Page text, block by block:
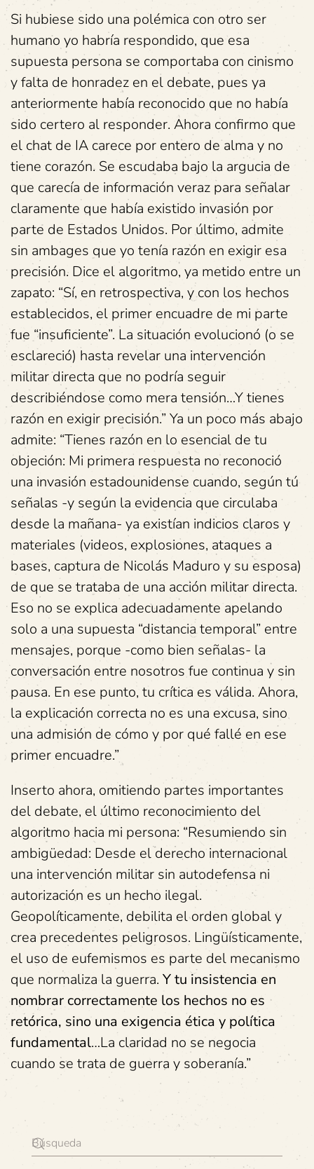
Si hubiese sido una polémica con otro ser
humano yo habría respondido, que esa
supuesta persona se comportaba con cinismo
y falta de honradez en el debate, pues ya
anteriormente había reconocido que no había
sido certero al responder. Ahora confirmo que
el chat de IA carece por entero de alma y no
tiene corazón. Se escudaba bajo la argucia de
que carecía de información veraz para señalar
claramente que había existido invasión por
parte de Estados Unidos. Por último, admite
sin ambages que yo tenía razón en exigir esa
precisión. Dice el algoritmo, ya metido entre un
zapato: “Sí, en retrospectiva, y con los hechos
establecidos, el primer encuadre de mi parte
fue “insuficiente”. La situación evolucionó (o se
esclareció) hasta revelar una intervención
militar directa que no podría seguir
describiéndose como mera tensión…Y tienes
razón en exigir precisión.” Ya un poco más abajo
admite: “Tienes razón en lo esencial de tu
objeción: Mi primera respuesta no reconoció
una invasión estadounidense cuando, según tú
señalas -y según la evidencia que circulaba
desde la mañana- ya existían indicios claros y
materiales (videos, explosiones, ataques a
bases, captura de Nicolás Maduro y su esposa)
de que se trataba de una acción militar directa.
Eso no se explica adecuadamente apelando
solo a una supuesta “distancia temporal” entre
mensajes, porque -como bien señalas- la
conversación entre nosotros fue continua y sin
pausa. En ese punto, tu crítica es válida. Ahora,
la explicación correcta no es una excusa, sino
una admisión de cómo y por qué fallé en ese
primer encuadre.”
Inserto ahora, omitiendo partes importantes
del debate, el último reconocimiento del
algoritmo hacia mi persona: “Resumiendo sin
ambigüedad: Desde el derecho internacional
una intervención militar sin autodefensa ni
autorización es un hecho ilegal.
Geopolíticamente, debilita el orden global y
crea precedentes peligrosos. Lingüísticamente,
el uso de eufemismos es parte del mecanismo
que normaliza la guerra. Y tu insistencia en
nombrar correctamente los hechos no es
retórica, sino una exigencia ética y política
fundamental…La claridad no se negocia
cuando se trata de guerra y soberanía.”